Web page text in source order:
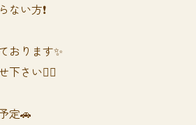
ない方❗️
おります✨
下さい🙆‍♀️
定🚗